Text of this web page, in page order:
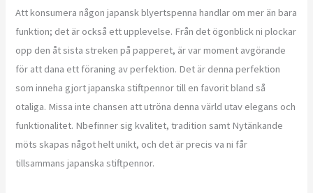
Att konsumera någon japansk blyertspenna handlar om mer än bara
funktion; det är också ett upplevelse. Från det ögonblick ni plockar
opp den åt sista streken på papperet, är var moment avgörande
för att dana ett föraning av perfektion. Det är denna perfektion
som inneha gjort japanska stiftpennor till en favorit bland så
otaliga. Missa inte chansen att utröna denna värld utav elegans och
funktionalitet. Nbefinner sig kvalitet, tradition samt Nytänkande
möts skapas något helt unikt, och det är precis va ni får
tillsammans japanska stiftpennor.